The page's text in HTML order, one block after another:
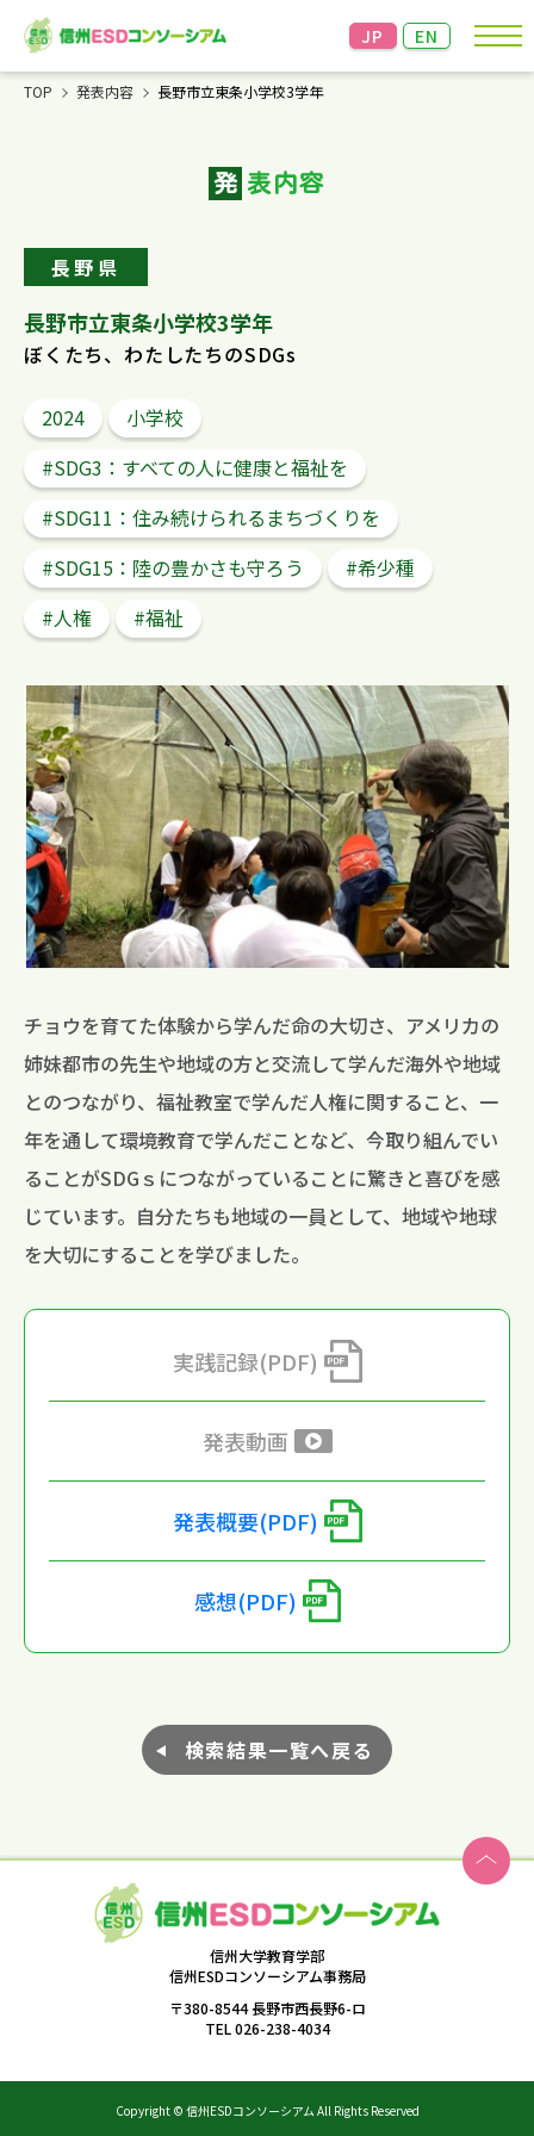
コンソーシアムについて
成果発表＆交流会
リンク
お問い合わせ
信州大学教育学部の個人情報
の保護方針に準じます。
こちらからご確認ください。
検 索
JP EN
TOP 発表内容 長野市立東条小学校3学年
発 表内容
長野県
長野市立東条小学校3学年
ぼくたち、わたしたちのSDGs
2024
小学校
#SDG3：すべての人に健康と福祉を
#SDG11：住み続けられるまちづくりを
#SDG15：陸の豊かさも守ろう
#希少種
#人権
#福祉
チョウを育てた体験から学んだ命の大切さ、アメリカの
姉妹都市の先生や地域の方と交流して学んだ海外や地域
とのつながり、福祉教室で学んだ人権に関すること、一
年を通して環境教育で学んだことなど、今取り組んでい
ることがSDGｓにつながっていることに驚きと喜びを感
じています。自分たちも地域の一員として、地域や地球
を大切にすることを学びました。
実践記録(PDF)
発表動画
発表概要(PDF)
感想(PDF)
検索結果一覧へ戻る
信州大学教育学部
信州ESDコンソーシアム事務局
〒380-8544 長野市西長野6-ロ
TEL 026-238-4034
Copyright © 信州ESDコンソーシアム All Rights Reserved